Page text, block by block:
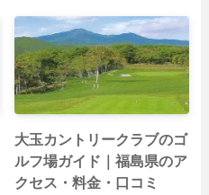
大玉カントリークラブのゴ
ルフ場ガイド｜福島県のア
クセス・料金・口コミ